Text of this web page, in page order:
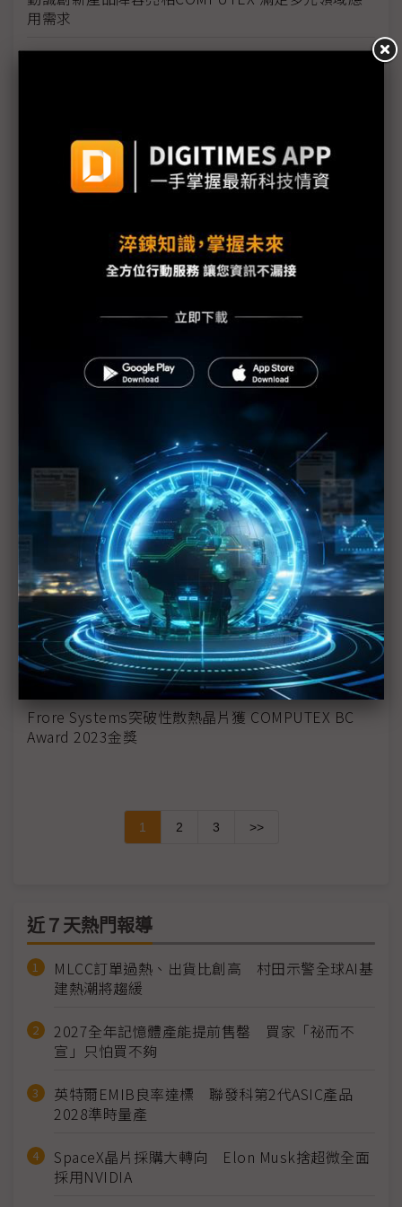
用需求
AI推波智慧應用浪潮 IPC業者參展兩種面貌
ESG成為企業轉型引擎的趨勢與挑戰
COMPUTEX 2023盛大登場 全球科技精銳與新創團隊
技鋼科技聚焦高速運算市場 COMPUTEX三大主軸展
高速傳輸需求不斷擴大 威鋒USB4裝置晶片掌握先行
義大利新創企業參展InnoVEX
TSLG耐落集團布局亞洲強化國際供應量能
海韻電子推出MagFlow磁吸風扇，開啟卓越電腦體驗
之旅
COMPUTEX展期宇瞻「Drive The Change」VIP專屬
展於南港雅悅會館登場
Frore Systems突破性散熱晶片獲 COMPUTEX BC
Award 2023金獎
1 2 3 >>
近７天熱門報導
MLCC訂單過熱、出貨比創高 村田示警全球AI基
建熱潮將趨緩
2027全年記憶體產能提前售罄 買家「祕而不
宣」只怕買不夠
英特爾EMIB良率達標 聯發科第2代ASIC產品
2028準時量產
SpaceX晶片採購大轉向 Elon Musk捨超微全面
採用NVIDIA